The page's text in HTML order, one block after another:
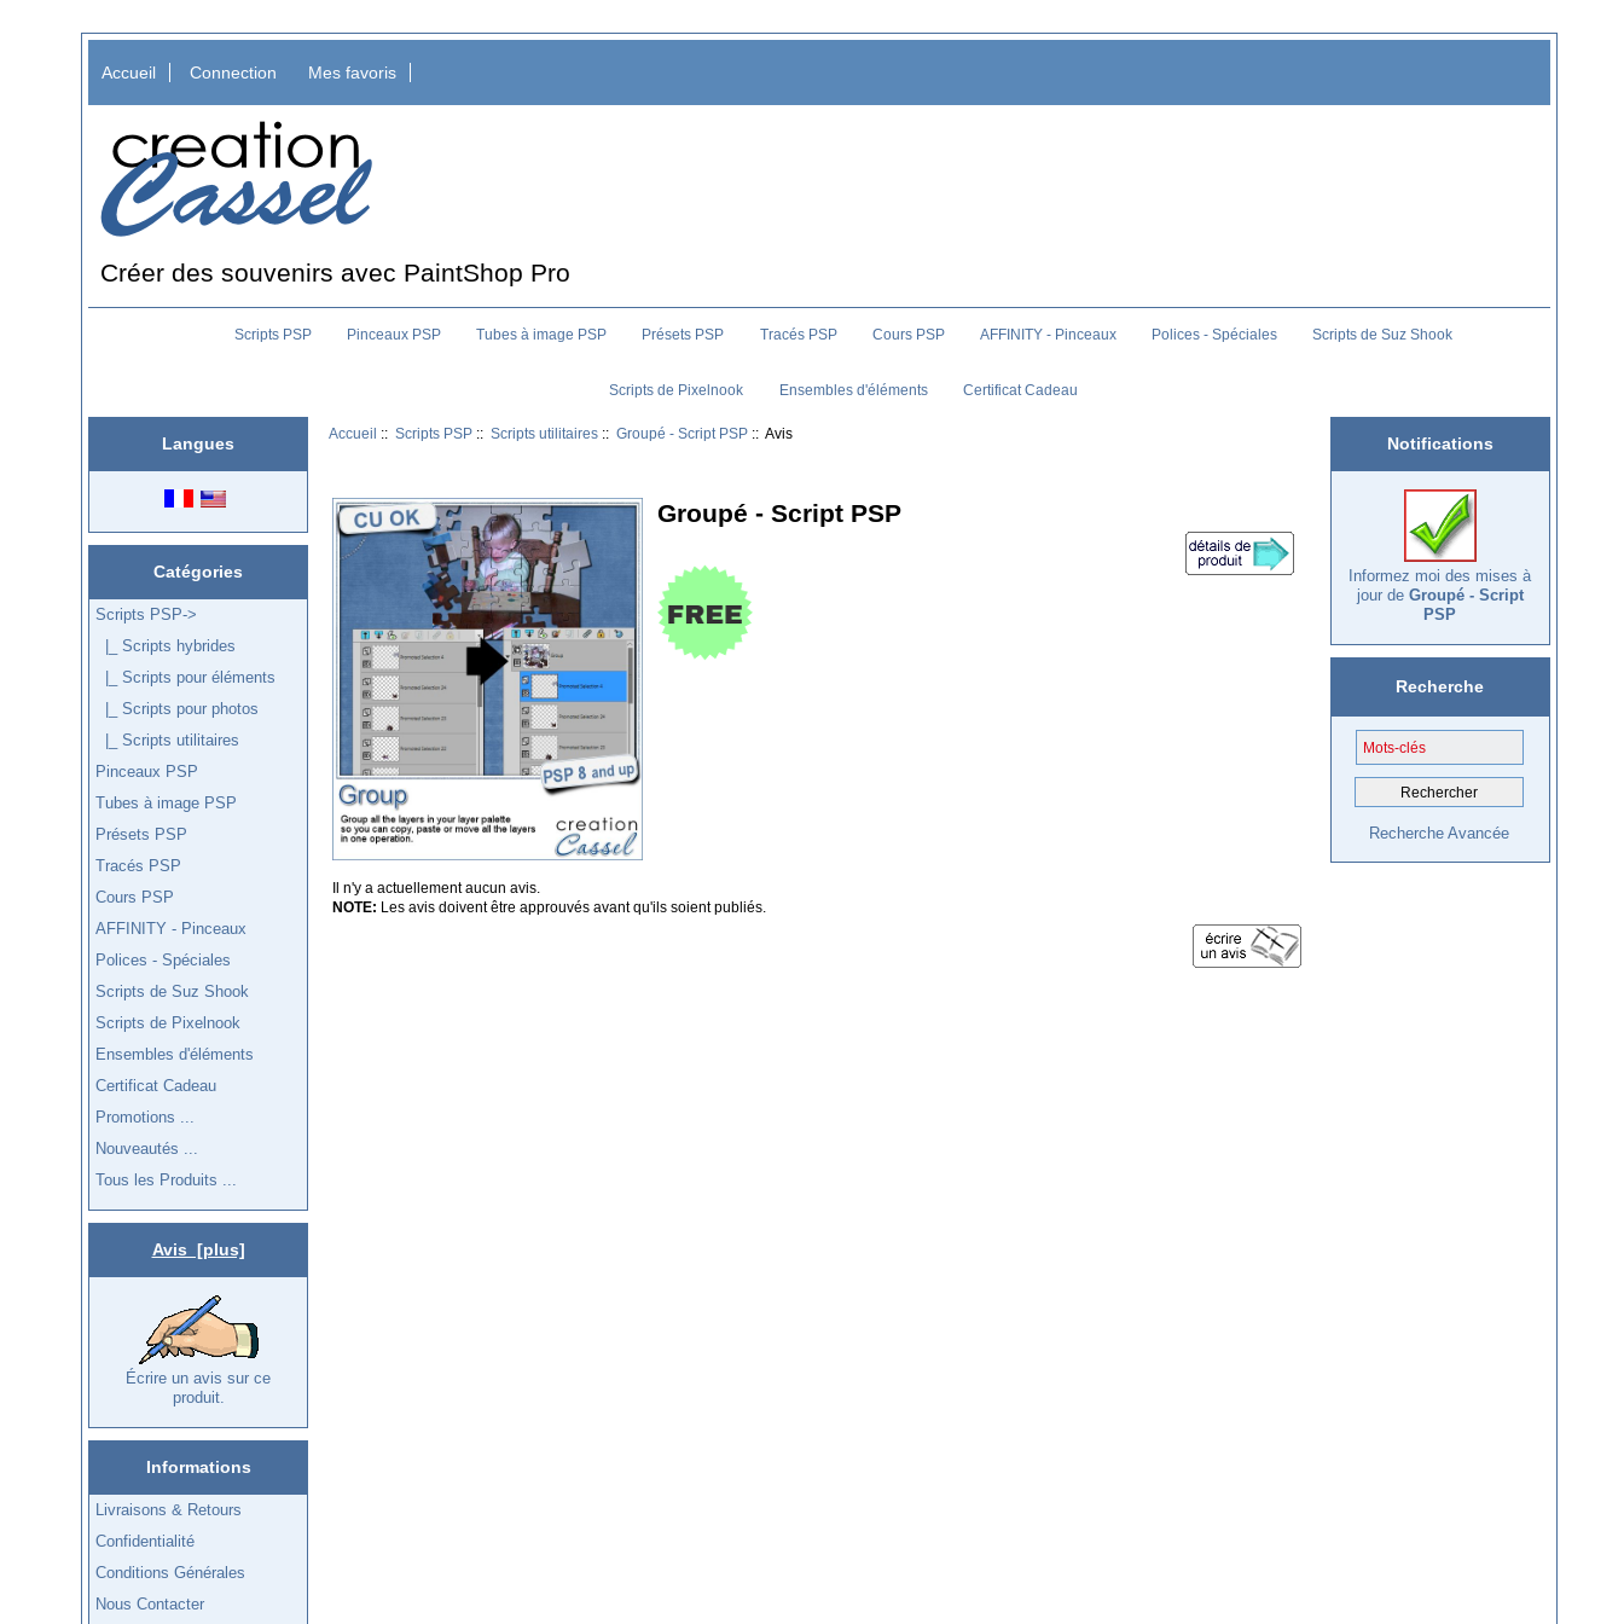
Accueil Connection Mes favoris
Créer des souvenirs avec PaintShop Pro
Scripts PSP Pinceaux PSP Tubes à image PSP Présets PSP Tracés PSP Cours PSP AFFINITY - Pinceaux Polices - Spéciales Scripts de Suz Shook
Scripts de Pixelnook Ensembles d'éléments Certificat Cadeau
Langues
Catégories
Scripts PSP->
|_ Scripts hybrides
|_ Scripts pour éléments
|_ Scripts pour photos
|_ Scripts utilitaires
Pinceaux PSP
Tubes à image PSP
Présets PSP
Tracés PSP
Cours PSP
AFFINITY - Pinceaux
Polices - Spéciales
Scripts de Suz Shook
Scripts de Pixelnook
Ensembles d'éléments
Certificat Cadeau
Promotions ...
Nouveautés ...
Tous les Produits ...
Avis [plus]
Écrire un avis sur ce
produit.
Informations
Livraisons & Retours
Confidentialité
Conditions Générales
Nous Contacter
Accueil :: Scripts PSP :: Scripts utilitaires :: Groupé - Script PSP :: Avis
Groupé - Script PSP
Il n'y a actuellement aucun avis.
NOTE:
Les avis doivent être approuvés avant qu'ils soient publiés.
Notifications
Informez moi des mises à
jour de Groupé - Script
PSP
Recherche
Recherche Avancée